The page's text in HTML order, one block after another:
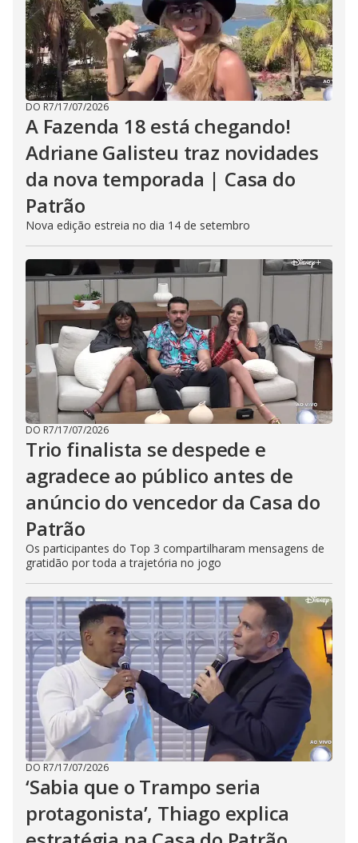
DO R7/17/07/2026
A Fazenda 18 está chegando!
Adriane Galisteu traz novidades
da nova temporada | Casa do
Patrão
Nova edição estreia no dia 14 de setembro
DO R7/17/07/2026
Trio finalista se despede e
agradece ao público antes de
anúncio do vencedor da Casa do
Patrão
Os participantes do Top 3 compartilharam mensagens de
gratidão por toda a trajetória no jogo
DO R7/17/07/2026
‘Sabia que o Trampo seria
protagonista’, Thiago explica